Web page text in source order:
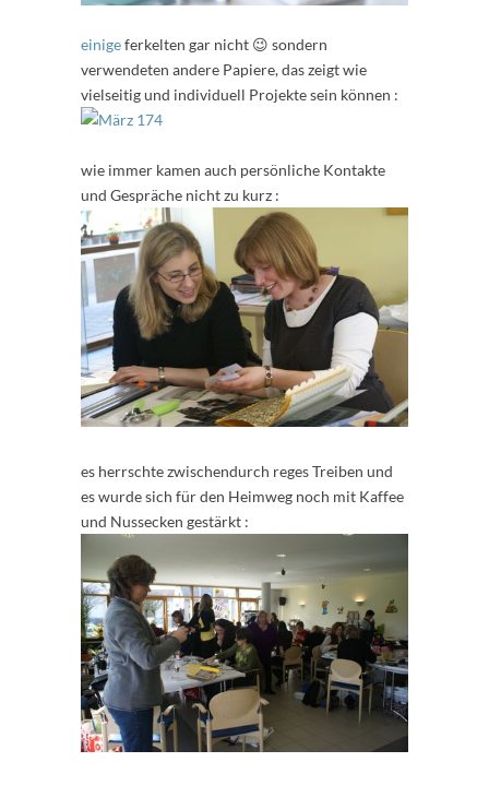
einigeferkelten gar nicht 😉 sondern
verwendeten andere Papiere, das zeigt wie
vielseitig und individuell Projekte sein können :
wie immer kamen auch persönliche Kontakte
und Gespräche nicht zu kurz :
es herrschte zwischendurch reges Treiben und
es wurde sich für den Heimweg noch mit Kaffee
und Nussecken gestärkt :